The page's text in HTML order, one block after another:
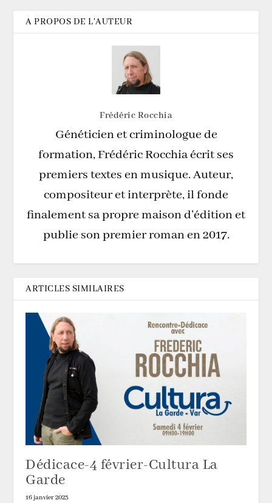
A PROPOS DE L'AUTEUR
Frédéric Rocchia
Généticien et criminologue de
formation, Frédéric Rocchia écrit ses
premiers textes en musique. Auteur,
compositeur et interprète, il fonde
finalement sa propre maison d’édition et
publie son premier roman en 2017.
ARTICLES SIMILAIRES
Dédicace-4 février-Cultura La
Garde
16 janvier 2023